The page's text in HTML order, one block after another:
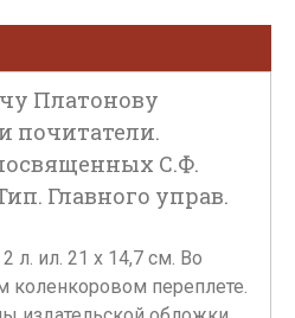
Платонову
почитатели.
С.Ф.
Главного управ.
л. ил. 21 х 14,7 см. Во
коленкоровом переплете.